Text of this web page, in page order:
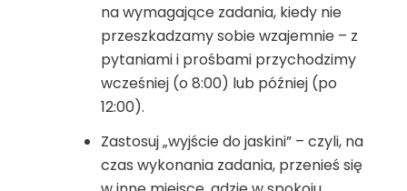
na wymagające zadania, kiedy nie
przeszkadzamy sobie wzajemnie – z
pytaniami i prośbami przychodzimy
wcześniej (o 8:00) lub później (po
12:00).
Zastosuj „wyjście do jaskini” – czyli, na
czas wykonania zadania, przenieś się